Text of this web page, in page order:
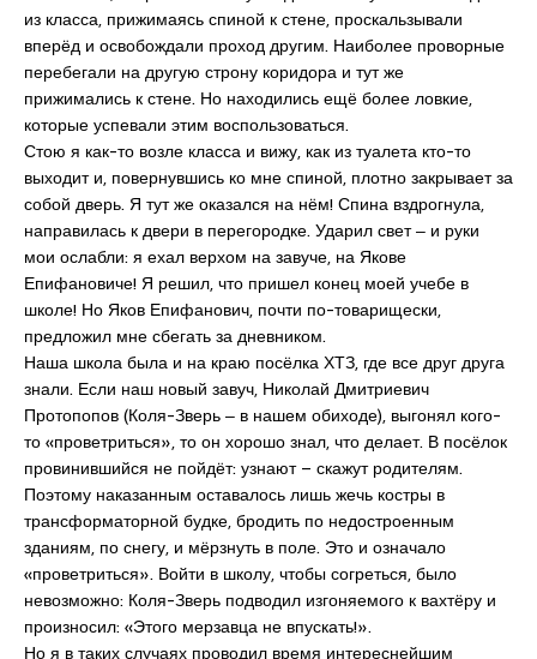
из класса, прижимаясь спиной к стене, проскальзывали
вперёд и освобождали проход другим. Наиболее проворные
перебегали на другую строну коридора и тут же
прижимались к стене. Но находились ещё более ловкие,
которые успевали этим воспользоваться.
Стою я как-то возле класса и вижу, как из туалета кто-то
выходит и, повернувшись ко мне спиной, плотно закрывает за
собой дверь. Я тут же оказался на нём! Спина вздрогнула,
направилась к двери в перегородке. Ударил свет ‒ и руки
мои ослабли: я ехал верхом на завуче, на Якове
Епифановиче! Я решил, что пришел конец моей учебе в
школе! Но Яков Епифанович, почти по-товарищески,
предложил мне сбегать за дневником.
Наша школа была и на краю посёлка ХТЗ, где все друг друга
знали. Если наш новый завуч, Николай Дмитриевич
Протопопов (Коля-Зверь ‒ в нашем обиходе), выгонял кого-
то «проветриться», то он хорошо знал, что делает. В посёлок
провинившийся не пойдёт: узнают – скажут родителям.
Поэтому наказанным оставалось лишь жечь костры в
трансформаторной будке, бродить по недостроенным
зданиям, по снегу, и мёрзнуть в поле. Это и означало
«проветриться». Войти в школу, чтобы согреться, было
невозможно: Коля-Зверь подводил изгоняемого к вахтёру и
произносил: «Этого мерзавца не впускать!».
Но я в таких случаях проводил время интереснейшим